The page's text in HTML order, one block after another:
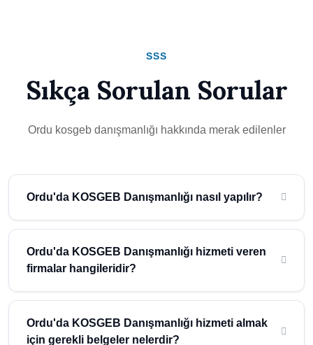
SSS
Sıkça Sorulan Sorular
Ordu kosgeb danışmanlığı hakkında merak edilenler
Ordu'da KOSGEB Danışmanlığı nasıl yapılır?
Ordu'da KOSGEB Danışmanlığı, küçük ve orta ölçekli
işletmelerin (KOBİ) desteklenmesi amacıyla sunulan bir
hizmettir. Bu hizmet, işletmelerin KOSGEB tarafından sağlanan
KOSGEB Danışmanlığı almak isteyen işletmeler, Atidestek gibi
deneyimli danışmanlık firmalarıyla çalışarak, KOSGEB'in
sunduğu fırsatları değerlendirebilirler. Atidestek, Ordu'da
Ordu'da KOSGEB Danışmanlığı hizmeti veren
firmalar hangileridir?
Ordu'da KOSGEB Danışmanlığı hizmeti veren firmalar arasında,
Atidestek gibi deneyimli ve uzman danışmanlık şirketleri
bulunmaktadır. Atidestek, 30 yılı aşkın süredir KOSGEB
Ordu'da KOSGEB Danışmanlığı hizmeti almak
için gerekli belgeler nelerdir?